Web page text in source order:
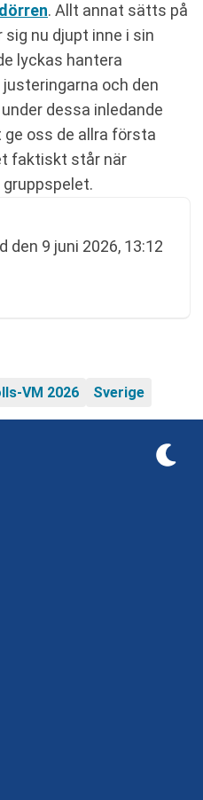
. Allt annat sätts på
nu djupt inne i sin
lyckas hantera
och den
dessa inledande
oss de allra första
faktiskt står när
gruppspelet.
den 9 juni 2026, 13:12
VM 2026 Sverige